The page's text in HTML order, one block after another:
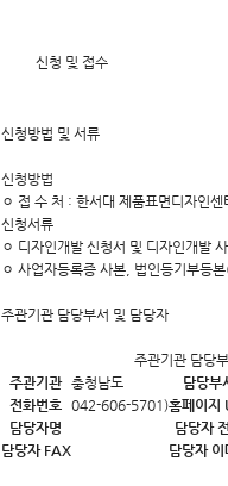
신청 및 접수
신청방법 및 서류
신청방법
ㅇ 접 수 처 : 한서대 제품표면디자인
신청서류
ㅇ 디자인개발 신청서 및 디자인개발
ㅇ 사업자등록증 사본, 법인등기부등
주관기관 담당부서 및 담당자
주관기관 담당
주관기관 충청남도
담당부
전화번호 042-606-5701)홈페이지
담당자명
담당자
담당자 FAX
담당자 이